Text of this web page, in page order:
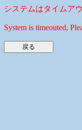
システムはタイムア
System is timeouted,